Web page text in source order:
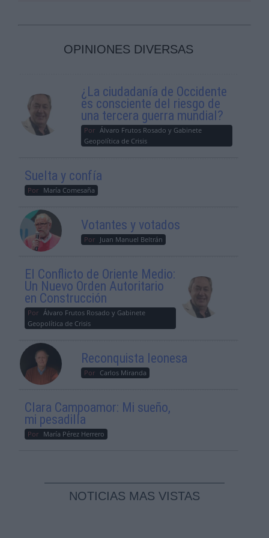
OPINIONES DIVERSAS
¿La ciudadanía de Occidente
es consciente del riesgo de
una tercera guerra mundial?
Por Álvaro Frutos Rosado y Gabinete
Geopolítica de Crisis
Suelta y confía
Por María Comesaña
Votantes y votados
Por Juan Manuel Beltrán
El Conflicto de Oriente Medio:
Un Nuevo Orden Autoritario
en Construcción
Por Álvaro Frutos Rosado y Gabinete
Geopolítica de Crisis
Reconquista leonesa
Por Carlos Miranda
Clara Campoamor: Mi sueño,
mi pesadilla
Por María Pérez Herrero
NOTICIAS MAS VISTAS